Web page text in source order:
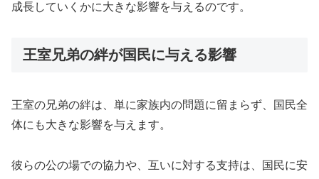
成長していくかに大きな影響を与えるのです。
王室兄弟の絆が国民に与える影響
王室の兄弟の絆は、単に家族内の問題に留まらず、国民全
体にも大きな影響を与えます。
彼らの公の場での協力や、互いに対する支持は、国民に安